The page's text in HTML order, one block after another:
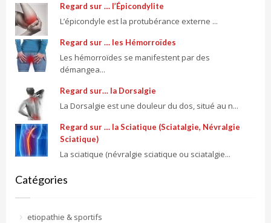
Regard sur … l’Épicondylite
L’épicondyle est la protubérance externe ...
Regard sur … les Hémorroïdes
Les hémorroïdes se manifestent par des
démangea...
Regard sur… la Dorsalgie
La Dorsalgie est une douleur du dos, situé au n...
Regard sur … la Sciatique (Sciatalgie, Névralgie
Sciatique)
La sciatique (névralgie sciatique ou sciatalgie...
Catégories
etiopathie & sportifs